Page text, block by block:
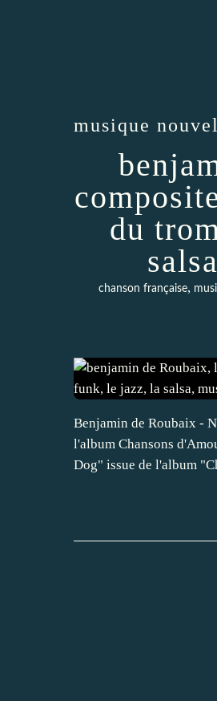
musique
du
chanson française,
Benjamin de Roubaix -
l'album Chansons
Dog" issue de l'album